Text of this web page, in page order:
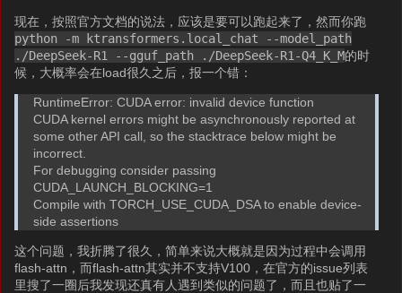
现在，按照官方文档的说法，应该是要可以跑起来了，然而你跑
python -m ktransformers.local_chat --model_path
./DeepSeek-R1 --gguf_path ./DeepSeek-R1-Q4_K_M的时
候，大概率会在load很久之后，报一个错：
RuntimeError: CUDA error: invalid device function
CUDA kernel errors might be asynchronously reported at
some other API call, so the stacktrace below might be
incorrect.
For debugging consider passing
CUDA_LAUNCH_BLOCKING=1
Compile with TORCH_USE_CUDA_DSA to enable device-
side assertions
这个问题，我折腾了很久，简单来说大概就是因为过程中会调用
flash-attn，而flash-attn其实并不支持V100，在官方的issue列表
里搜了一圈后我发现还真有人遇到类似的问题了，而且也贴了一